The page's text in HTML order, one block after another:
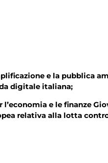
e la pubblica
digitale italiana;
e le finanze
relativa alla lotta